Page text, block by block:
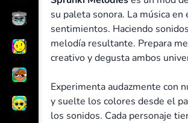
su paleta sonora. La música
sentimientos. Haciendo
melodía resultante. Prepara
creativo y degusta ambos
Experimenta audazmente con
y suelte los colores desde el
los sonidos. Cada personaje